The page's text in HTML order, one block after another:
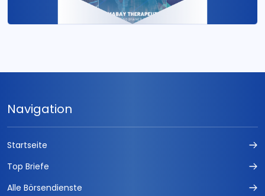
Navigation
Startseite
Top Briefe
Alle Börsendienste